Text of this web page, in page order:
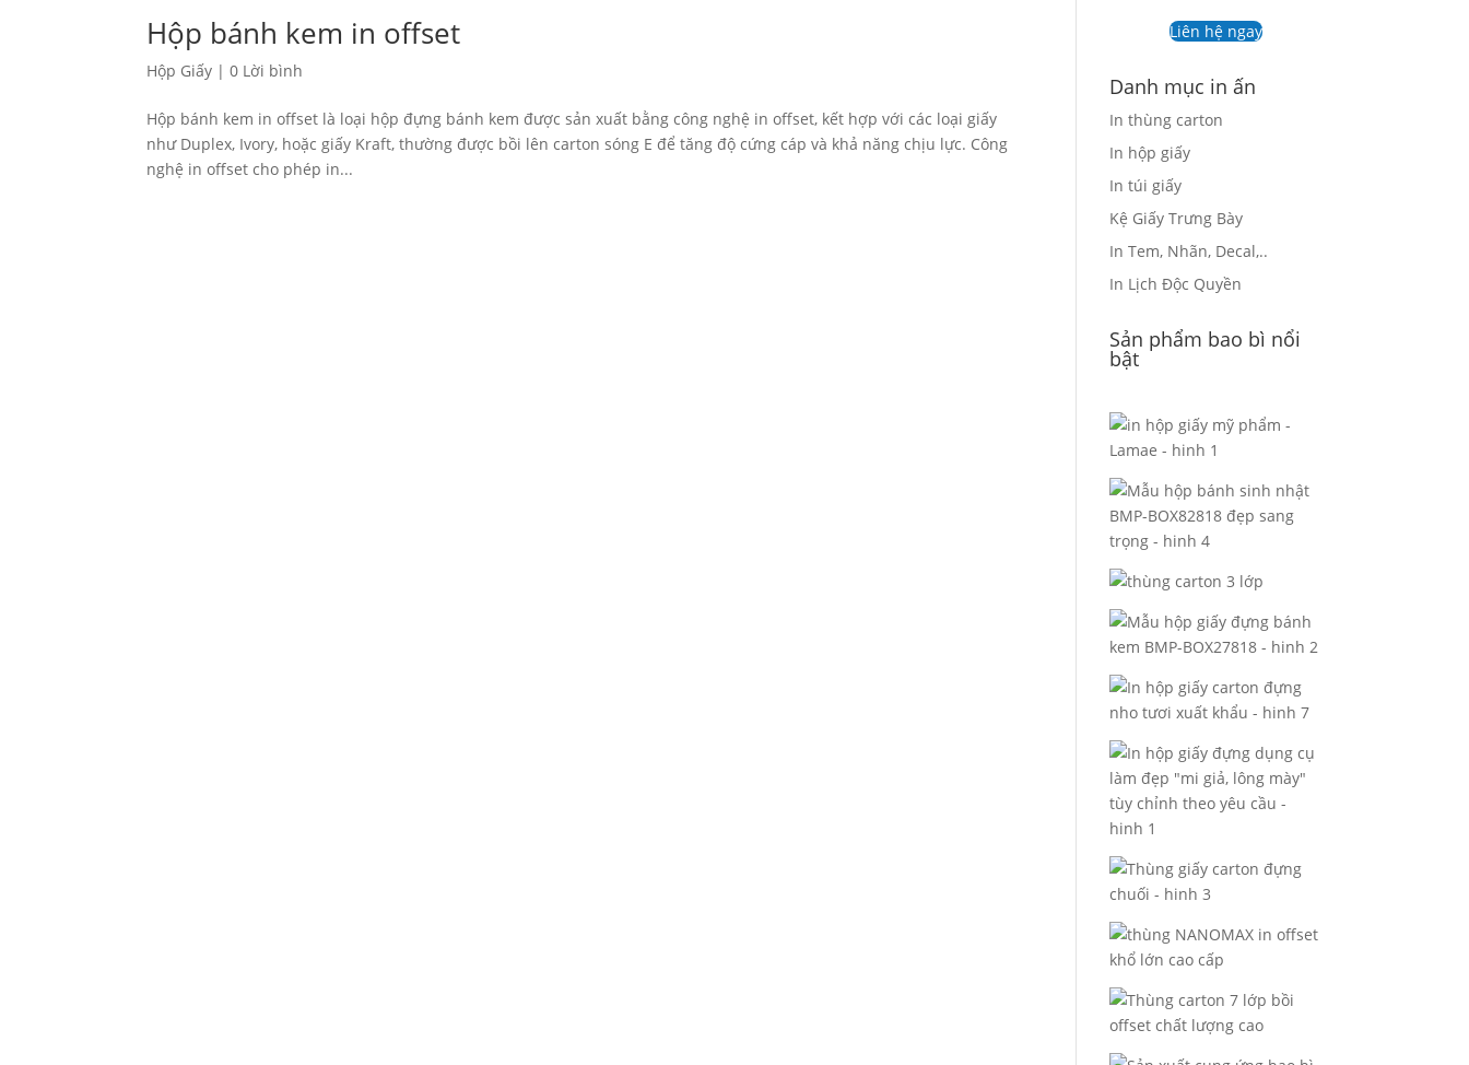
Hộp bánh kem in offset
Hộp Giấy |0 Lời bình
Hộp bánh kem in offset là loại hộp đựng bánh kem được sản xuất bằng công nghệ in offset, kết hợp với các loại giấy
như Duplex, Ivory, hoặc giấy Kraft, thường được bồi lên carton sóng E để tăng độ cứng cáp và khả năng chịu lực. Công
nghệ in offset cho phép in...
Liên hệ ngay
Danh mục in ấn
In thùng carton
In hộp giấy
In túi giấy
Kệ Giấy Trưng Bày
In Tem, Nhãn, Decal,..
In Lịch Độc Quyền
Sản phẩm bao bì nổi
bật